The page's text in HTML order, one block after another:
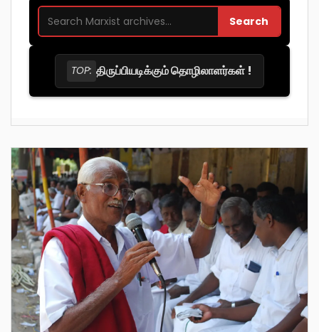
Search
TOP: திருப்பியடிக்கும் தொழிலாளர்கள் !